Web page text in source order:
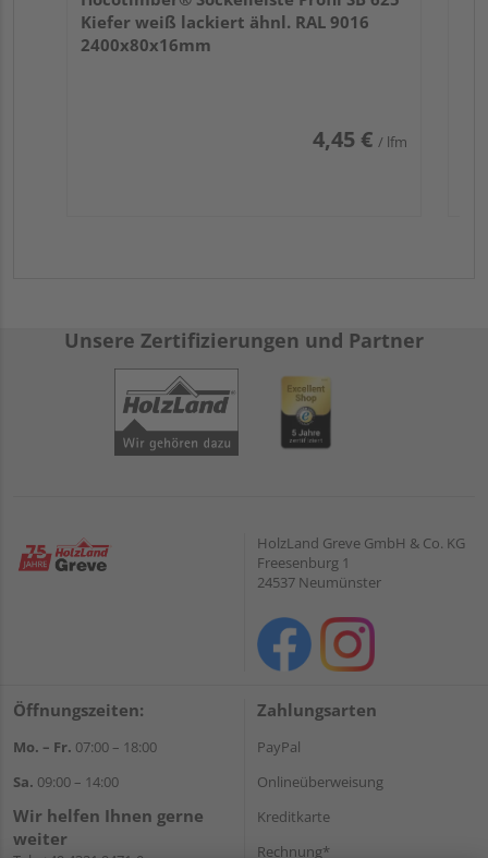
Kiefer weiß lackiert ähnl. RAL 9016
2400x80x16mm
4,45 € / lfm
Unsere Zertifizierungen und Partner
HolzLand Greve GmbH & Co. KG
Freesenburg 1
24537 Neumünster
Öffnungszeiten:
Mo. – Fr. 07:00 – 18:00
Sa. 09:00 – 14:00
Wir helfen Ihnen gerne
weiter
Zahlungsarten
PayPal
Onlineüberweisung
Kreditkarte
Rechnung*